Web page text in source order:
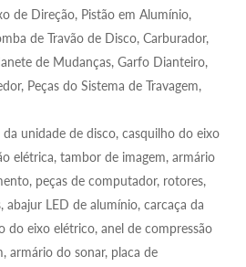
de Direção, Pistão em Alumínio,
de Travão de Disco, Carburador,
de Mudanças, Garfo Dianteiro,
Peças do Sistema de Travagem,
da unidade de disco, casquilho do eixo
elétrica, tambor de imagem, armário
peças de computador, rotores,
abajur LED de alumínio, carcaça da
do eixo elétrico, anel de compressão
armário do sonar, placa de